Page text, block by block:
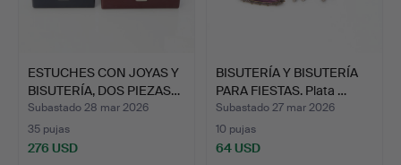
ESTUCHES CON JOYAS Y
BISUTERÍA, DOS PIEZAS…
Subastado 28 mar 2026
35 pujas
276 USD
BISUTERÍA Y BISUTERÍA
PARA FIESTAS. Plata …
Subastado 27 mar 2026
10 pujas
64 USD